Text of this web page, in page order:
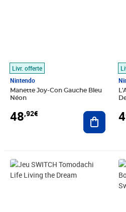
Livr. offerte
Nintendo
Manette Joy-Con Gauche Bleu
Néon
48,92€ Ajouter
Prix 49,68€